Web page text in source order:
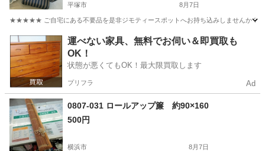
平塚市 8月7日
★★★★★ ご自宅にある不要品を是非ジモティースポットへお持ち込みしませんか？
神奈川 平塚市 椅子 現地
運べない家具、無料でお伺い＆即買取も
OK！
状態が悪くてもOK！最大限買取します
プリフラ Ad
0807-031 ロールアップ簾 約90×160
500円
横浜市 8月7日